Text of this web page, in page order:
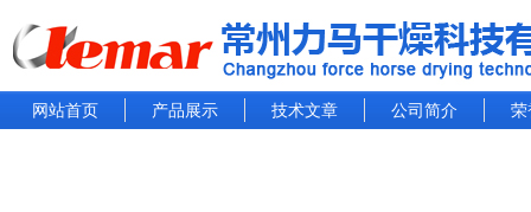
网站首页 产品展示 技术文章 公司简介 荣